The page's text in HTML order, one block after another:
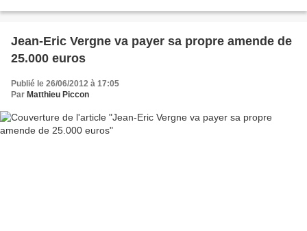
Jean-Eric Vergne va payer sa propre amende de
25.000 euros
Publié le 26/06/2012 à 17:05
Par Matthieu Piccon